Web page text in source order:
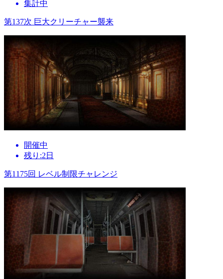
集計中
第137次 巨大クリーチャー襲来
開催中
残り:2日
第1175回 レベル制限チャレンジ